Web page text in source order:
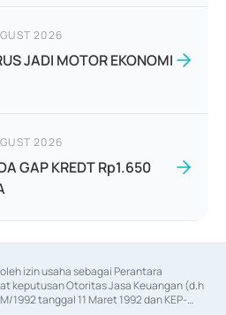
2026
JADI MOTOR EKONOMI
2026
GAP KREDT Rp1.650
izin usaha sebagai Perantara
keputusan Otoritas Jasa Keuangan (d.h
1992 tanggal 11 Maret 1992 dan KEP-